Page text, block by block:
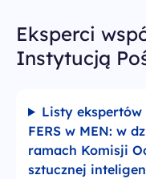
Eksperci
Instytucją
Listy ekspertów
FERS w MEN: w
ramach Komisji
sztucznej